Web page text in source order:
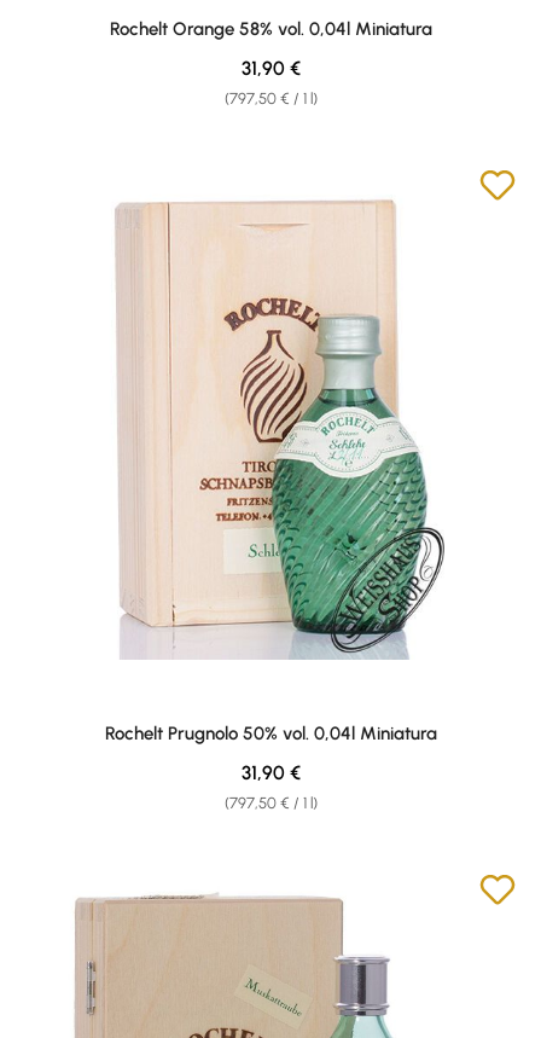
Average rating of 5 out of 5 stars
Rochelt Orange 58% vol. 0,04l Miniatura
(797,50 € / 1 l)
Regular price:
31,90 €
Rochelt Prugnolo 50% vol. 0,04l Miniatura
(797,50 € / 1 l)
Regular price:
31,90 €